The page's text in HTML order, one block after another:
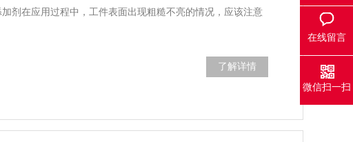
剂在应用过程中，工件表面出现粗糙不亮的情况，应该注意
了解详情
在线留言
微信扫一扫